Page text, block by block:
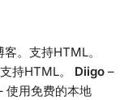
。支持HTML。
持HTML。 Diigo –
使用免费的本地